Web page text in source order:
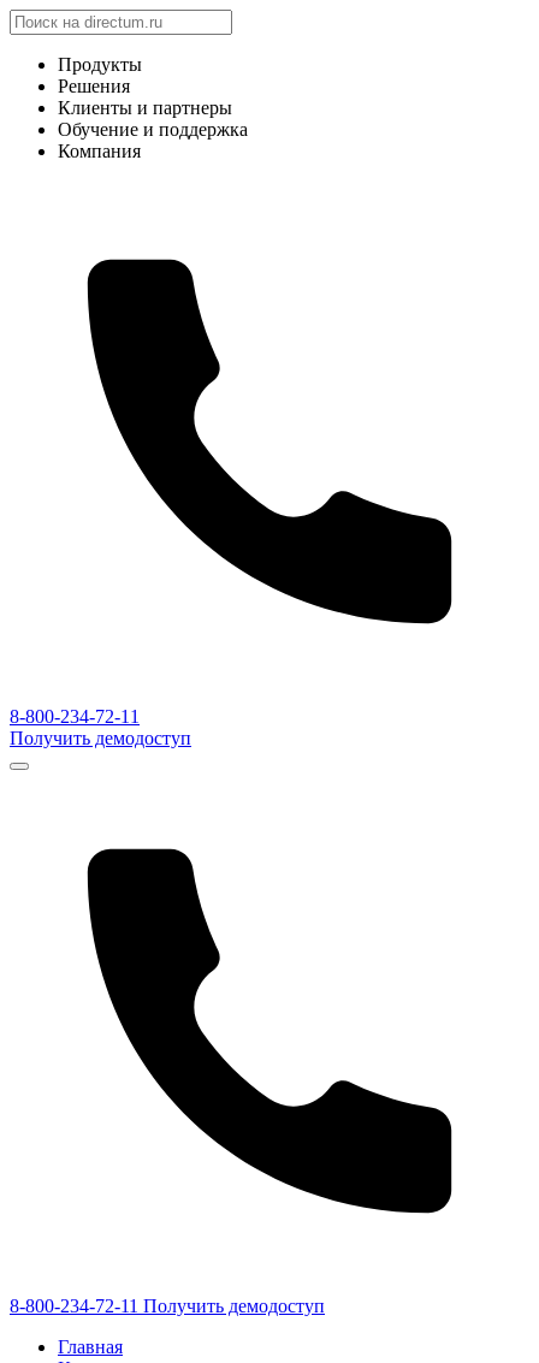
Продукты
Решения
Клиенты и партнеры
Обучение и поддержка
Компания
8-800-234-72-11
Получить демодоступ
8-800-234-72-11 Получить демодоступ
Главная